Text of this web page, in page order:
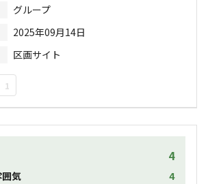
グループ
2025年09月14日
区画サイト
1
4
気
4